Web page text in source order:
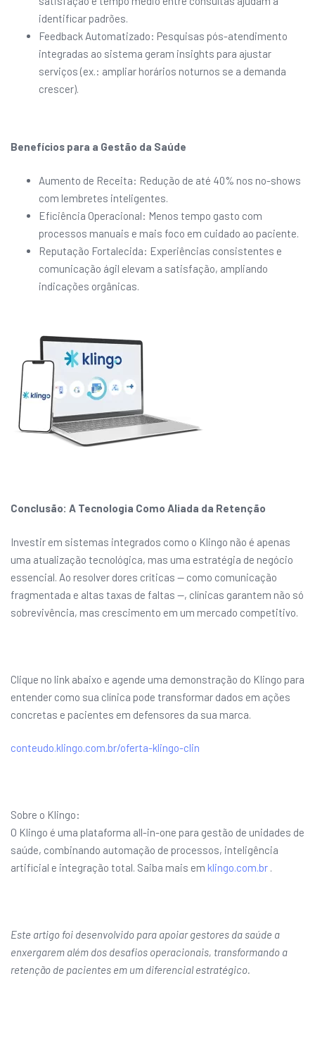
identificar padrões.
Feedback Automatizado: Pesquisas pós-atendimento
integradas ao sistema geram insights para ajustar
serviços (ex.: ampliar horários noturnos se a demanda
crescer).
Benefícios para a Gestão da Saúde
Aumento de Receita: Redução de até 40% nos no-shows
com lembretes inteligentes.
Eficiência Operacional: Menos tempo gasto com
processos manuais e mais foco em cuidado ao paciente.
Reputação Fortalecida: Experiências consistentes e
comunicação ágil elevam a satisfação, ampliando
indicações orgânicas.
Conclusão: A Tecnologia Como Aliada da Retenção
Investir em sistemas integrados como o Klingo não é apenas
uma atualização tecnológica, mas uma estratégia de negócio
essencial. Ao resolver dores críticas — como comunicação
fragmentada e altas taxas de faltas —, clínicas garantem não só
sobrevivência, mas crescimento em um mercado competitivo.
Clique no link abaixo e agende uma demonstração do Klingo para
entender como sua clínica pode transformar dados em ações
concretas e pacientes em defensores da sua marca.
conteudo.klingo.com.br/oferta-klingo-clin
Sobre o Klingo:
O Klingo é uma plataforma all-in-one para gestão de unidades de
saúde, combinando automação de processos, inteligência
artificial e integração total. Saiba mais em klingo.com.br .
Este artigo foi desenvolvido para apoiar gestores da saúde a
enxergarem além dos desafios operacionais, transformando a
retenção de pacientes em um diferencial estratégico.